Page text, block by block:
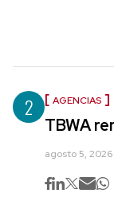
2 AGENCIAS
TBWA
agosto 5, 2026